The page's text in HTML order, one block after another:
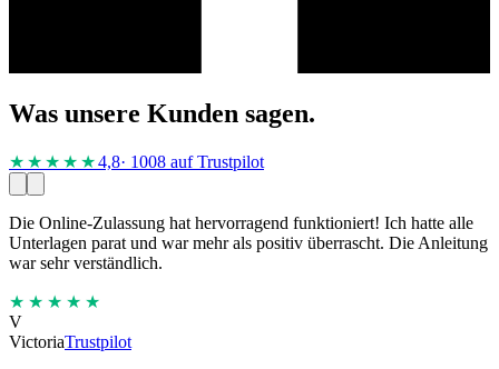
Was unsere Kunden sagen.
★★★★ ★4,8· 1008 auf Trustpilot
Die Online-Zulassung hat hervorragend funktioniert! Ich hatte alle
Unterlagen parat und war mehr als positiv überrascht. Die Anleitung
war sehr verständlich.
★★★★★
V
VictoriaTrustpilot